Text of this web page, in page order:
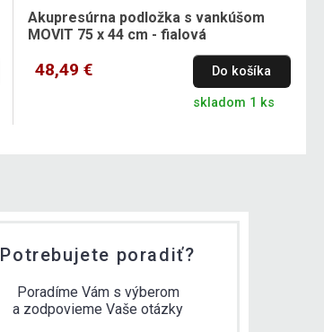
Akupresúrna podložka s vankúšom
MOVIT 75 x 44 cm - fialová
48,49 € Do košíka
skladom 1 ks
Potrebujete poradiť?
Poradíme Vám s výberom
a zodpovieme Vaše otázky